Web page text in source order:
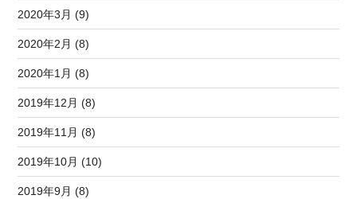
2020年3月 (9)
2020年2月 (8)
2020年1月 (8)
2019年12月 (8)
2019年11月 (8)
2019年10月 (10)
2019年9月 (8)